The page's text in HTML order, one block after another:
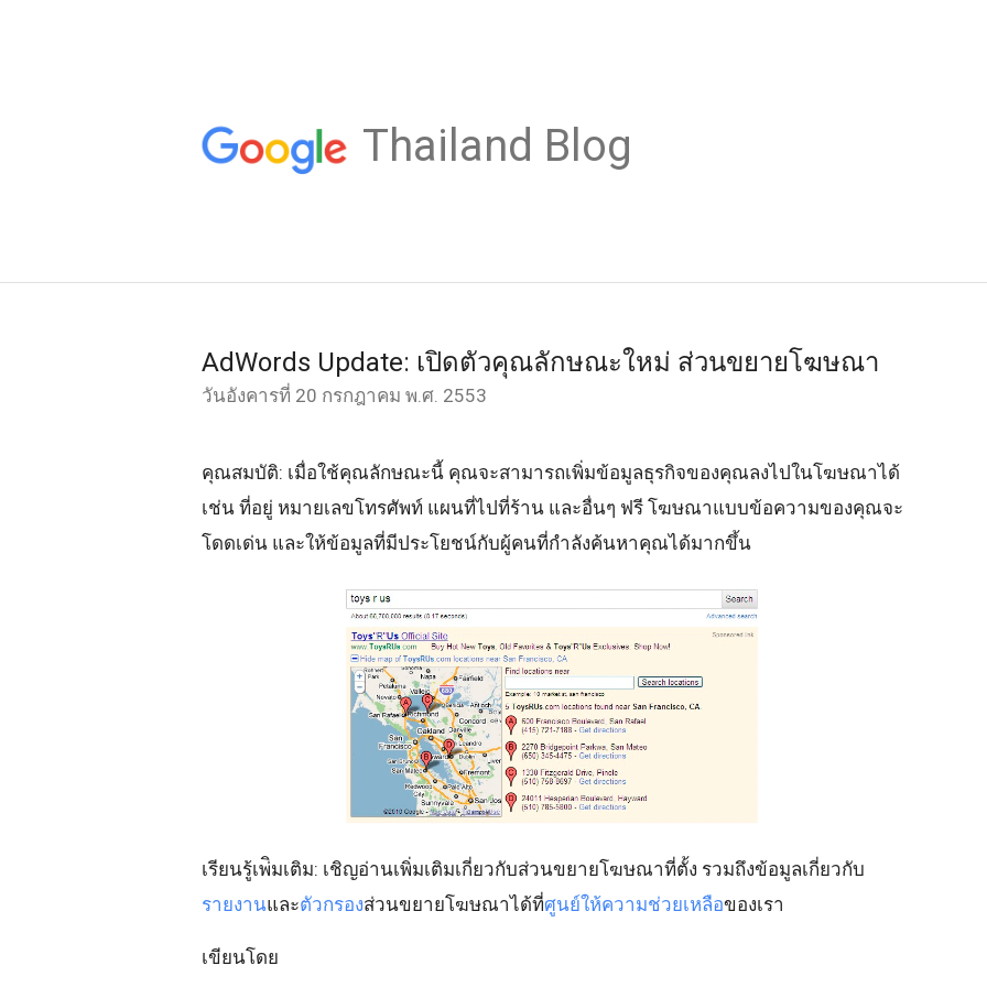
Thailand Blog
AdWords Update: เปิดตัวคุณลักษณะใหม่ ส่วนขยายโฆษณา
วันอังคารที่ 20 กรกฎาคม พ.ศ. 2553
คุณสมบัติ: เมื่อใช้คุณลักษณะนี้ คุณจะสามารถเพิ่มข้อมูลธุรกิจของคุณลงไปในโฆษณาได้
เช่น ที่อยู่ หมายเลขโทรศัพท์ แผนที่ไปที่ร้าน และอื่นๆ ฟรี โฆษณาแบบข้อความของคุณจะ
โดดเด่น และให้ข้อมูลที่มีประโยชน์กับผู้คนที่กำลังค้นหาคุณได้มากขึ้น
เรียนรู้เพ่ิมเติม: เชิญอ่านเพิ่มเติมเกี่ยวกับส่วนขยายโฆษณาที่ตั้ง รวมถึงข้อมูลเกี่ยวกับ
รายงานและตัวกรองส่วนขยายโฆษณาได้ที่ศูนย์ให้ความช่วยเหลือของเรา
เขียนโดย